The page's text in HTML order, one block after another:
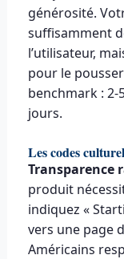
générosité.
suffisamment
l’utilisateur,
pour le
benchmark : 2-
jours.
Les codes
Transparence
produit
indiquez «
vers une page
Américains